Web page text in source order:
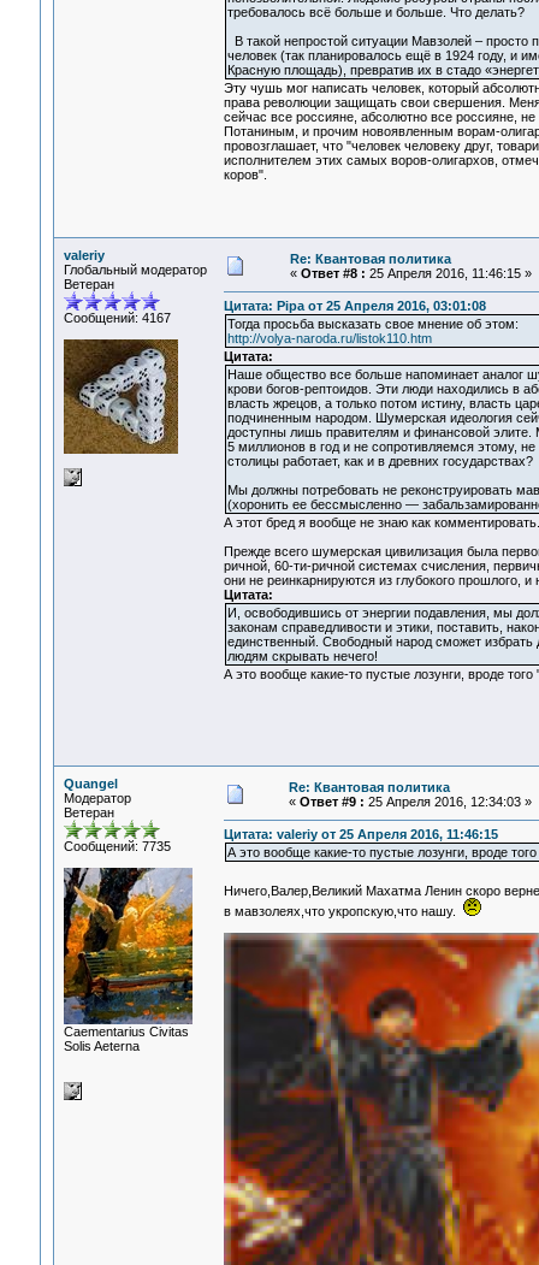
требовалось всё больше и больше. Что делать?
В такой непростой ситуации Мавзолей –
человек (так планировалось ещё в 1924 году, и
Красную площадь), превратив их в стадо
Эту чушь мог написать человек, который
права революции защищать свои свершения. Меня
сейчас все россияне, абсолютно все россияне,
Потаниным, и прочим новоявленным ворам-
провозглашает, что "человек человеку друг,
исполнителем этих самых воров-олигархов,
коров".
valeriy
Глобальный модератор
Ветеран
Сообщений: 4167
Re: Квантовая политика
« Ответ #8 : 25 Апреля 2016, 11:46:15 »
Цитата: Pipa от 25 Апреля 2016, 03:01:08
Тогда просьба высказать свое мнение об этом:
http://volya-naroda.ru/listok110.htm
Цитата:
Наше общество все больше напоминает аналог
крови богов-рептоидов. Эти люди находились в
власть жрецов, а только потом истину, власть
подчиненным народом. Шумерская идеология
доступны лишь правителям и финансовой
5 миллионов в год и не сопротивляемся этому,
столицы работает, как и в древних государствах?
Мы должны потребовать не реконструировать
(хоронить ее бессмысленно —
А этот бред я вообще не знаю как комментировать.
Прежде всего шумерская цивилизация была
ричной, 60-ти-ричной системах счисления,
они не реинкарнируются из глубокого прошлого, и
Цитата:
И, освободившись от энергии подавления, мы
законам справедливости и этики, поставить,
единственный. Свободный народ сможет
людям скрывать нечего!
А это вообще какие-то пустые лозунги, вроде
Quangel
Модератор
Ветеран
Сообщений: 7735
Сaementarius Civitas
Solis Aeterna
Re: Квантовая политика
« Ответ #9 : 25 Апреля 2016, 12:34:03 »
Цитата: valeriy от 25 Апреля 2016, 11:46:15
А это вообще какие-то пустые лозунги, вроде
Ничего,Валер,Великий Махатма Ленин скоро
в мавзолеях,что укропскую,что нашу.